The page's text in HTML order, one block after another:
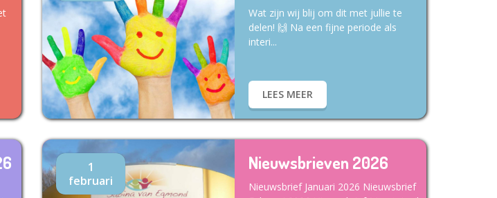
Wat zijn wij blij om dit met jullie te
delen! 🙌 Na een fijne periode als
interi...
LEES MEER
1
februari
Nieuwsbrieven 2026
Nieuwsbrief Januari 2026 Nieuwsbrief